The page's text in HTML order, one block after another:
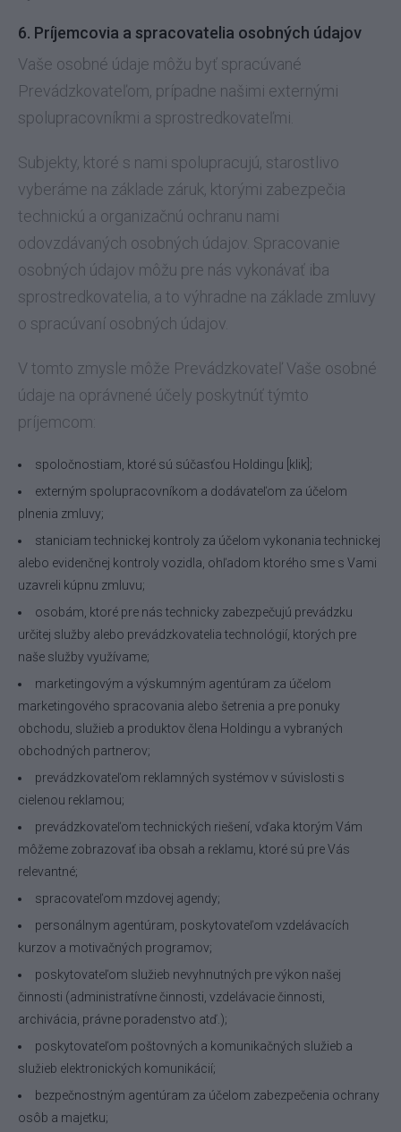
6. Príjemcovia a spracovatelia osobných údajov
Vaše osobné údaje môžu byť spracúvané
Prevádzkovateľom, prípadne našimi externými
spolupracovníkmi a sprostredkovateľmi.
Subjekty, ktoré s nami spolupracujú, starostlivo
vyberáme na základe záruk, ktorými zabezpečia
technickú a organizačnú ochranu nami
odovzdávaných osobných údajov. Spracovanie
osobných údajov môžu pre nás vykonávať iba
sprostredkovatelia, a to výhradne na základe zmluvy
o spracúvaní osobných údajov.
V tomto zmysle môže Prevádzkovateľ Vaše osobné
údaje na oprávnené účely poskytnúť týmto
príjemcom:
spoločnostiam, ktoré sú súčasťou Holdingu [klik];
externým spolupracovníkom a dodávateľom za účelom
plnenia zmluvy;
staniciam technickej kontroly za účelom vykonania technickej
alebo evidenčnej kontroly vozidla, ohľadom ktorého sme s Vami
uzavreli kúpnu zmluvu;
osobám, ktoré pre nás technicky zabezpečujú prevádzku
určitej služby alebo prevádzkovatelia technológií, ktorých pre
naše služby využívame;
marketingovým a výskumným agentúram za účelom
marketingového spracovania alebo šetrenia a pre ponuky
obchodu, služieb a produktov člena Holdingu a vybraných
obchodných partnerov;
prevádzkovateľom reklamných systémov v súvislosti s
cielenou reklamou;
prevádzkovateľom technických riešení, vďaka ktorým Vám
môžeme zobrazovať iba obsah a reklamu, ktoré sú pre Vás
relevantné;
spracovateľom mzdovej agendy;
personálnym agentúram, poskytovateľom vzdelávacích
kurzov a motivačných programov;
poskytovateľom služieb nevyhnutných pre výkon našej
činnosti (administratívne činnosti, vzdelávacie činnosti,
archivácia, právne poradenstvo atď.);
poskytovateľom poštovných a komunikačných služieb a
služieb elektronických komunikácií;
bezpečnostným agentúram za účelom zabezpečenia ochrany
osôb a majetku;